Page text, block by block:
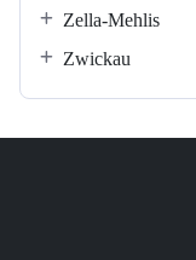
Zella-Mehlis
Zwickau